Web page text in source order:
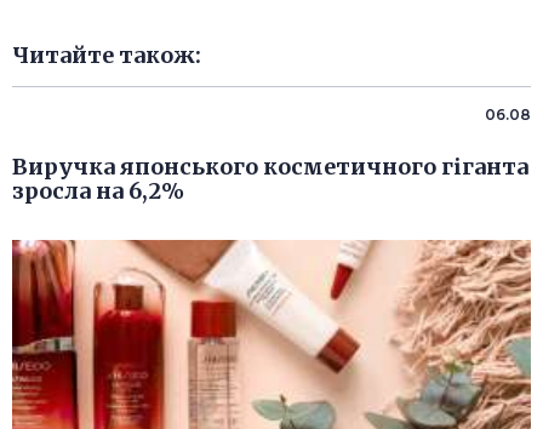
Читайте також:
06.08
Виручка японського косметичного гіганта
зросла на 6,2%